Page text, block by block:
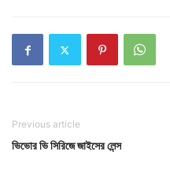
Previous article
ভিভোর ভি সিরিজে জাইসের লেন্স